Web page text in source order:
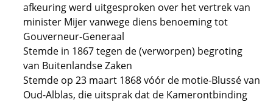
afkeuring werd uitgesproken over het vertrek van
minister Mijer vanwege diens benoeming tot
Gouverneur-Generaal
Stemde in 1867 tegen de (verworpen) begroting
van Buitenlandse Zaken
Stemde op 23 maart 1868 vóór de motie-Blussé van
Oud-Alblas, die uitsprak dat de Kamerontbinding